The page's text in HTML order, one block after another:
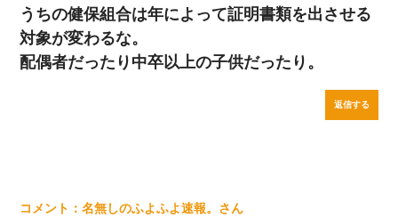
うちの健保組合は年によって証明書類を出させる
対象が変わるな。
配偶者だったり中卒以上の子供だったり。
返信する
名無しのふよふよ速報。